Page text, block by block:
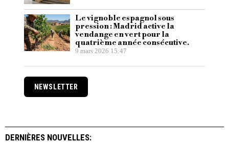
Le vignoble espagnol sous
pression : Madrid active la
vendange en vert pour la
quatrième année consécutive.
9 mars 2026 15:47
NEWSLETTER
DERNIÈRES NOUVELLES: